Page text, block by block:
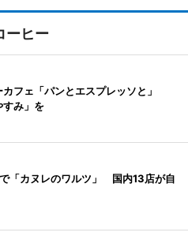
ーヒー
カフェ「パンとエスプレッソと」
すみ」を
「カヌレのワルツ」 国内13店が自